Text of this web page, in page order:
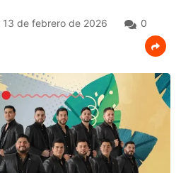
13 de febrero de 2026
0